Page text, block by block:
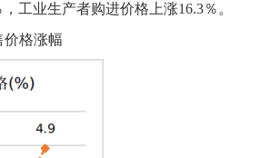
， 工业生产者购进价格 上涨16.3％。
价格涨幅